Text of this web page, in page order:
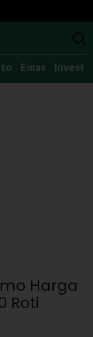
Emas
Harga
Roti